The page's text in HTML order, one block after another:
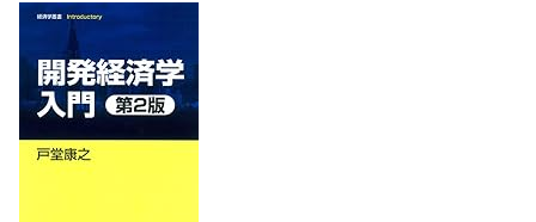
開発経済学入門 第2版 (経済学叢書Introductory)の商品ペー